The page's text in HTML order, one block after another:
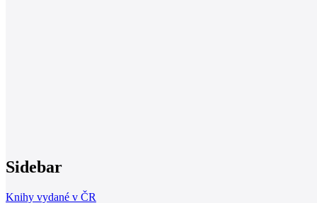
Sidebar
Knihy vydané v ČR